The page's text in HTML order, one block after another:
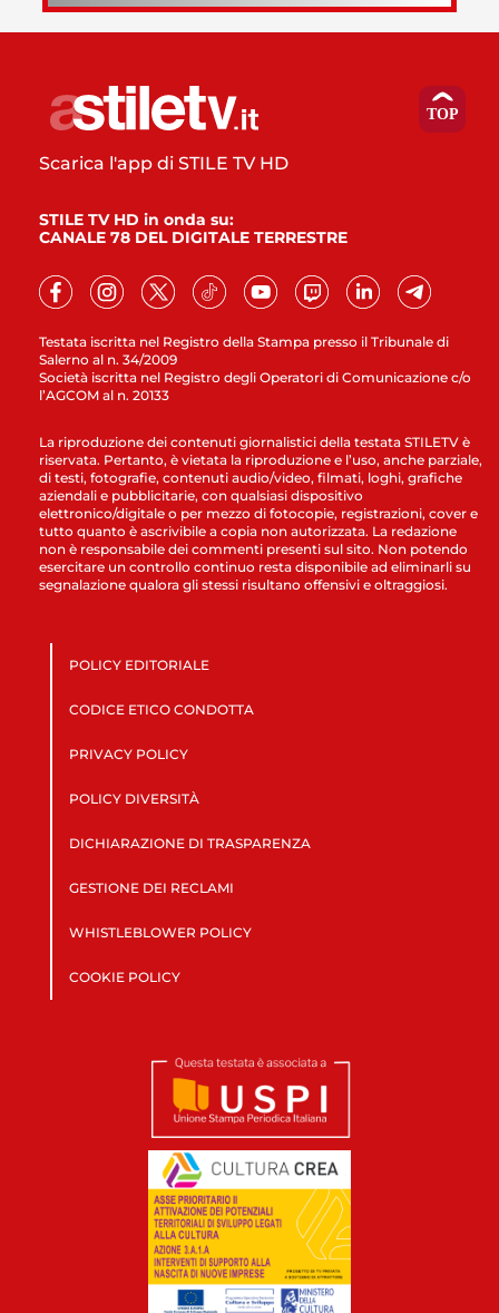
Testata iscritta nel Registro della Stampa presso il Tribunale di
Salerno al n. 34/2009
Società iscritta nel Registro degli Operatori di Comunicazione c/o
l’AGCOM al n. 20133
Scarica l'app di STILE TV HD
STILE TV HD in onda su:
CANALE 78 DEL DIGITALE TERRESTRE
La riproduzione dei contenuti giornalistici della testata STILETV è
riservata. Pertanto, è vietata la riproduzione e l’uso, anche parziale,
di testi, fotografie, contenuti audio/video, filmati, loghi, grafiche
aziendali e pubblicitarie, con qualsiasi dispositivo
elettronico/digitale o per mezzo di fotocopie, registrazioni, cover e
tutto quanto è ascrivibile a copia non autorizzata. La redazione
non è responsabile dei commenti presenti sul sito. Non potendo
esercitare un controllo continuo resta disponibile ad eliminarli su
segnalazione qualora gli stessi risultano offensivi e oltraggiosi.
POLICY EDITORIALE
CODICE ETICO CONDOTTA
PRIVACY POLICY
POLICY DIVERSITÀ
DICHIARAZIONE DI TRASPARENZA
GESTIONE DEI RECLAMI
WHISTLEBLOWER POLICY
COOKIE POLICY